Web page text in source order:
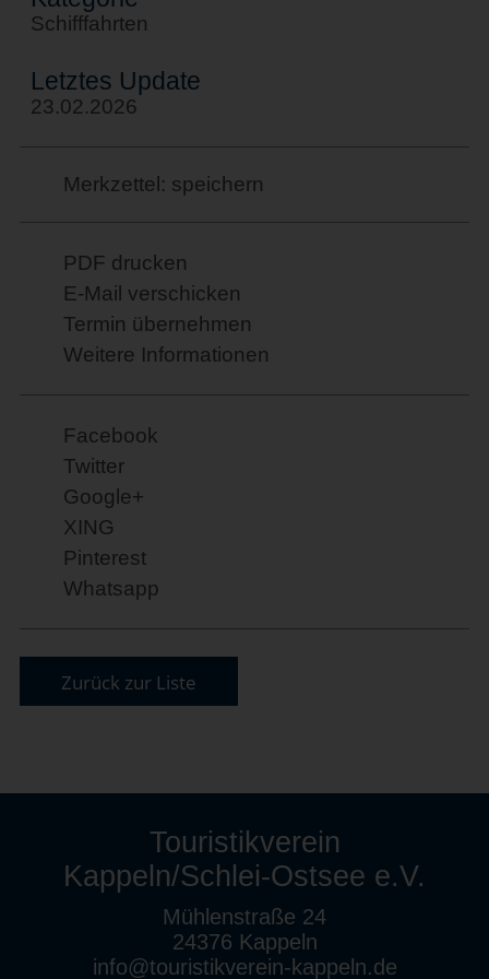
Schifffahrten
Letztes Update
23.02.2026
Merkzettel: speichern
PDF drucken
E-Mail verschicken
Termin übernehmen
Weitere Informationen
Facebook
Twitter
Google+
XING
Pinterest
Whatsapp
Zurück zur Liste
Touristikverein
Kappeln/Schlei-Ostsee e.V.
Mühlenstraße 24
24376 Kappeln
info@touristikverein-kappeln.de